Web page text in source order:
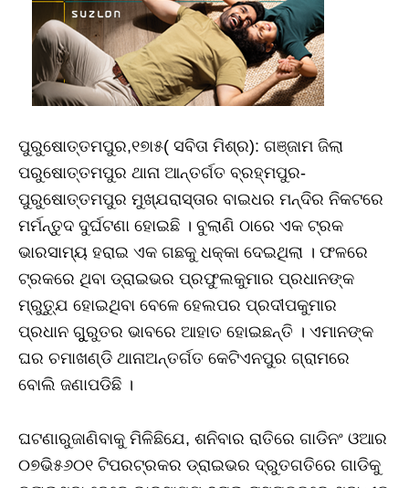
ପୁରୁଷୋତ୍ତମପୁର,୧୭ା୫( ସବିତା ମିଶ୍ର): ଗଞ୍ଜାମ ଜିଲା
ପରୁଷୋତ୍ତମପୁର ଥାନା ଆନ୍ତର୍ଗତ ବ୍ରହ୍ମପୁର-
ପୁରୁଷୋତ୍ତମପୁର ମୁଖ୍ଯରାସ୍ତାର ବାଇଧର ମନ୍ଦିର ନିକଟରେ
ମର୍ମନ୍ତୁଦ ଦୁର୍ଘଟଣା ହୋଇଛି । ବୁଲାଣି ଠାରେ ଏକ ଟ୍ରକ
ଭାରସାମ୍ୟ ହରାଇ ଏକ ଗଛକୁ ଧକ୍କା ଦେଇଥିଲା । ଫଳରେ
ଟ୍ରକରେ ଥିବା ଡ୍ରାଇଭର ପ୍ରଫୁଲକୁମାର ପ୍ରଧାନଙ୍କ
ମ୍ରୁତ୍ଯୁ ହୋଇଥିବା ବେଳେ ହେଲପର ପ୍ରଦୀପକୁମାର
ପ୍ରଧାନ ଗୁୁରୁତର ଭାବରେ ଆହାତ ହୋଇଛନ୍ତି । ଏମାନଙ୍କ
ଘର ଚମାଖଣ୍ଡି ଥାନାଅନ୍ତର୍ଗତ କେଟିଏନପୁର ଗ୍ରାମରେ
ବୋଲି ଜଣାପଡିଛି ।
ଘଟଣାରୁଜାଣିବାକୁ ମିଳିଛିଯେ, ଶନିବାର ରାତିରେ ଗାଡିନଂ ଓଆର
୦୭ଭି୫୬୦୧ ଟିପରଟ୍ରକର ଡ୍ରାଇଭର ଦ୍ରୁତଗତିରେ ଗାଡିକୁ